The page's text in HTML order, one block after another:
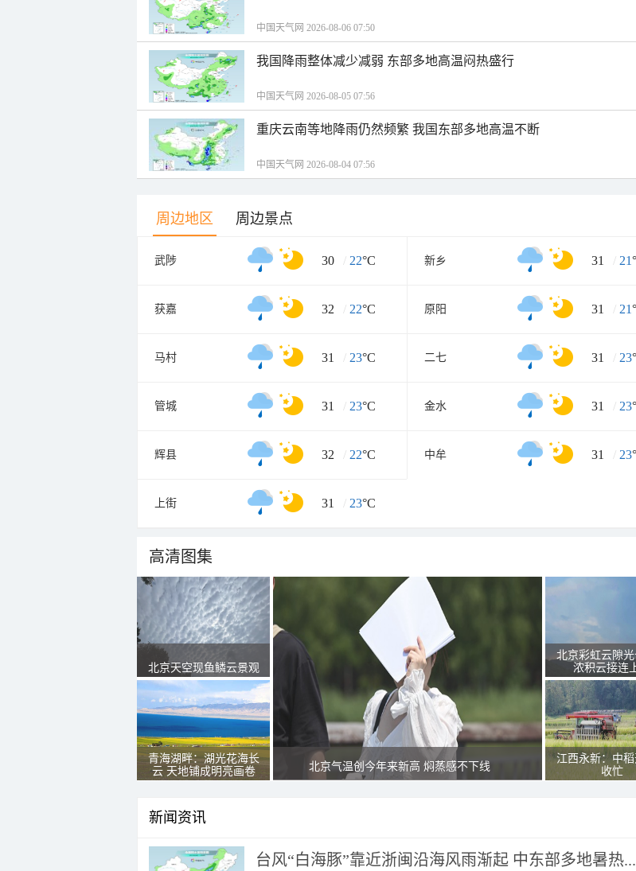
中国天气网 2026-08-06 07:50
我国降雨整体减少减弱 东部多地高温闷热盛行
中国天气网 2026-08-05 07:56
重庆云南等地降雨仍然频繁 我国东部多地高温不断
中国天气网 2026-08-04 07:56
周边地区 周边景点
武陟 30 / 22°C 新乡 31 / 21
获嘉 32 / 22°C 原阳 31 / 21
马村 31 / 23°C 二七 31 / 23
管城 31 / 23°C 金水 31 / 23
辉县 32 / 22°C 中牟 31 / 23
上街 31 / 23°C
高清图集
北京天空现鱼鳞云景观
青海湖畔：湖光花海长
云 天地铺成明亮画卷
北京气温创今年来新高 焖蒸感不下线
北京彩虹云隙
浓积云接连
江西永新：中
收忙
新闻资讯
台风“白海豚”靠近浙闽沿海风雨渐起 中东部多地暑热...